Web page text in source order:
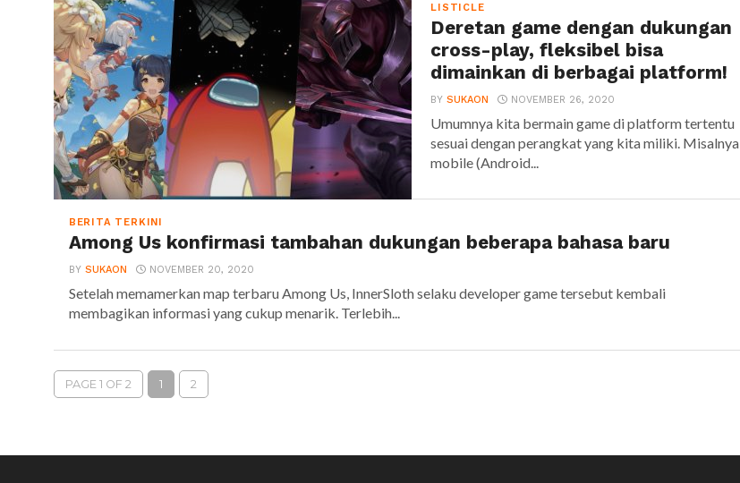
LISTICLE
Deretan game dengan dukungan
cross-play, fleksibel bisa
dimainkan di berbagai platform!
BYSUKAON NOVEMBER 26, 2020
Umumnya kita bermain game di platform tertentu
sesuai dengan perangkat yang kita miliki. Misalnya
mobile (Android...
BERITA TERKINI
Among Us konfirmasi tambahan dukungan beberapa bahasa baru
BY SUKAON NOVEMBER 20, 2020
Setelah memamerkan map terbaru Among Us, InnerSloth selaku developer game tersebut kembali
membagikan informasi yang cukup menarik. Terlebih...
PAGE 1 OF 2 1 2